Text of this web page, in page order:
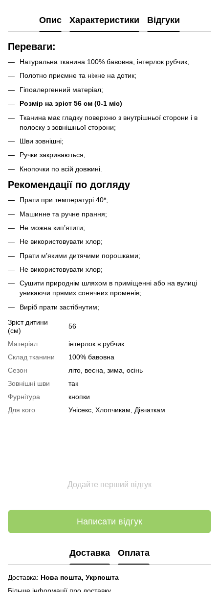
Опис Характеристики Відгуки
Переваги:
Натуральна тканина 100% бавовна, інтерлок рубчик;
Полотно приємне та ніжне на дотик;
Гіпоалергенний матеріал;
Розмір на зріст 56 см (0-1 міс)
Тканина має гладку поверхню з внутрішньої сторони і в
полоску з зовнішньої сторони;
Шви зовнішні;
Ручки закриваються;
Кнопочки по всій довжині.
Рекомендації по догляду
Прати при температурі 40*;
Машинне та ручне прання;
Не можна кип’ятити;
Не використовувати хлор;
Прати м’якими дитячими порошками;
Не використовувати хлор;
Сушити природнім шляхом в приміщенні або на вулиці
уникаючи прямих сонячних променів;
Виріб прати застібнутим;
Зріст дитини
(см)
56
Матеріал
інтерлок в рубчик
Склад тканини
100% бавовна
Сезон
літо, весна, зима, осінь
Зовнішні шви
так
Фурнітура
кнопки
Для кого
Унісекс, Хлопчикам, Дівчаткам
Додайте перший відгук
Написати відгук
Доставка Оплата
Доставка: Нова пошта, Укрпошта